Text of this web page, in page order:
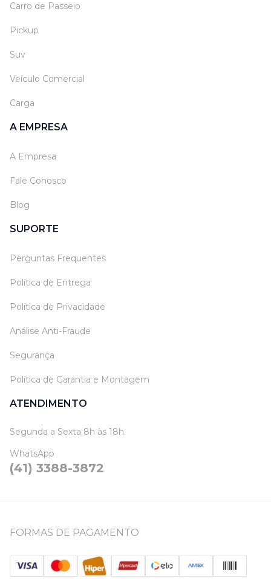
Carro de Passeio
Pickup
Suv
Veículo Comercial
Carga
A EMPRESA
A Empresa
Fale Conosco
Blog
SUPORTE
Perguntas Frequentes
Política de Entrega
Política de Privacidade
Análise Anti-Fraude
Segurança
Política de Garantia e Montagem
ATENDIMENTO
Segunda a Sexta 8h às 18h.
WhatsApp
(41) 3388-3872
FORMAS DE PAGAMENTO